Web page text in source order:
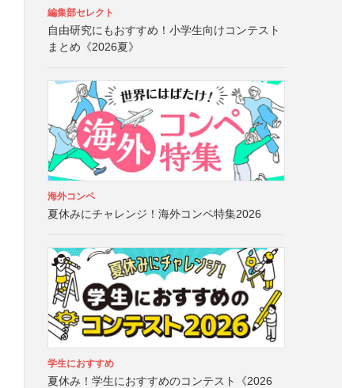
編集部セレクト
自由研究にもおすすめ！小学生向けコンテスト
まとめ《2026夏》
海外コンペ
夏休みにチャレンジ！海外コンペ特集2026
学生におすすめ
夏休み！学生におすすめのコンテスト《2026